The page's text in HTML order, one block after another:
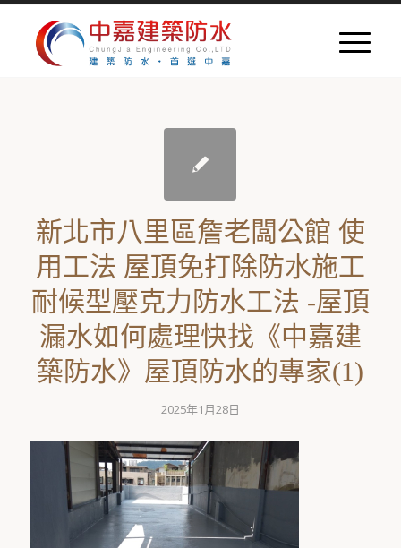
新北市八里區詹老闆公館 使
用工法 屋頂免打除防水施工
耐候型壓克力防水工法 -屋頂
漏水如何處理快找《中嘉建
築防水》屋頂防水的專家(1)
2025年1月28日